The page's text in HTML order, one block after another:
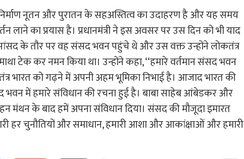
नूतन और पुरातन के सहअस्तित्व का उदाहरण है और यह समय
का प्रयास है। प्रधानमंत्री ने इस अवसर पर उस दिन को भी याद
के तौर पर वह संसद भवन पहुंचे थे और उस वक्त उन्होंने लोकतंत्र
टेक कर नमन किया था। उन्होंने कहा, ‘‘हमारे वर्तमान संसद भवन
भारत को गढ़ने में अपनी अहम भूमिका निभाई है। आजाद भारत की
में हमारे संविधान की रचना हुई है। बाबा साहेब आंबेडकर और
मंथन के बाद हमें अपना संविधान दिया। संसद की मौजूदा इमारत
हर चुनौतियों और समाधान, हमारी आशा और आकांक्षाओं और हमारी